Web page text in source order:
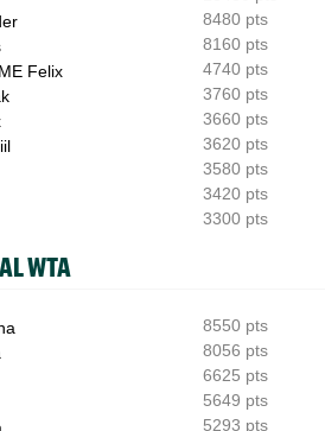
08/08
équipière russe à une Ukrainienne
8480 pts
8160 pts
Felix
4740 pts
3760 pts
3660 pts
3620 pts
3580 pts
3420 pts
3300 pts
WTA
8550 pts
8056 pts
6625 pts
5649 pts
5293 pts